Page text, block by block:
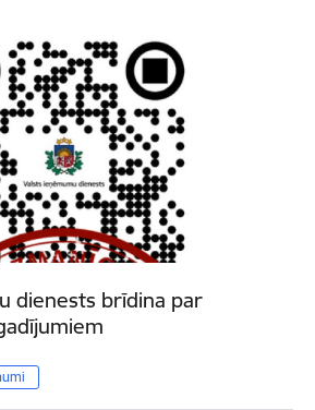
dienests brīdina par